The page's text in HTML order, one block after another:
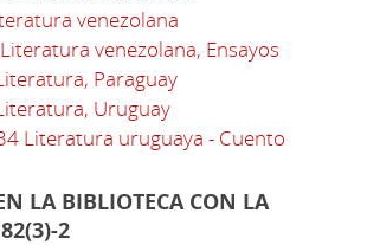
venezolana
venezolana, Ensayos
Paraguay
Uruguay
Literatura uruguaya - Cuento
LA BIBLIOTECA CON LA
2